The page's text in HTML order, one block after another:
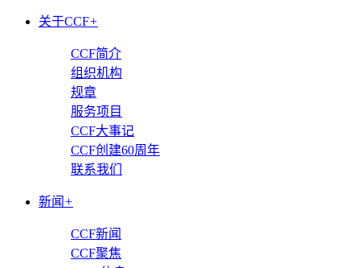
关于CCF+
CCF简介
组织机构
规章
服务项目
CCF大事记
CCF创建60周年
联系我们
新闻 +
CCF新闻
CCF聚焦